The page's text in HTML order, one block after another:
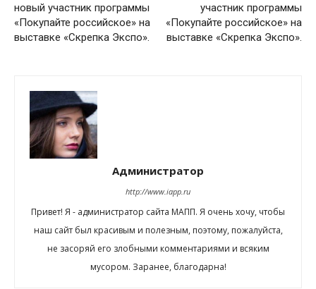
новый участник программы
«Покупайте российское» на
выставке «Скрепка Экспо».
участник программы
«Покупайте российское» на
выставке «Скрепка Экспо».
Администратор
http://www.iapp.ru
Привет! Я - администратор сайта МАПП. Я очень хочу, чтобы
наш сайт был красивым и полезным, поэтому, пожалуйста,
не засоряй его злобными комментариями и всяким
мусором. Заранее, благодарна!